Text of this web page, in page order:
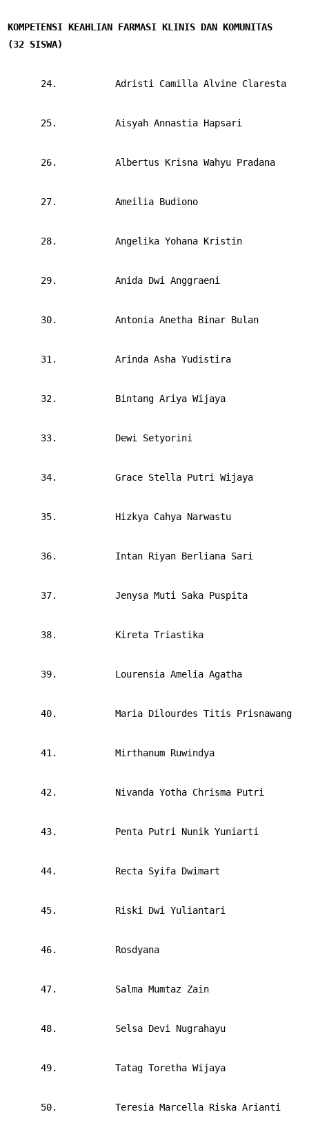
KOMPETENSI KEAHLIAN FARMASI KLINIS DAN KOMUNITAS
(32 SISWA)
24. Adristi Camilla Alvine Claresta
25. Aisyah Annastia Hapsari
26. Albertus Krisna Wahyu Pradana
27. Ameilia Budiono
28. Angelika Yohana Kristin
29. Anida Dwi Anggraeni
30. Antonia Anetha Binar Bulan
31. Arinda Asha Yudistira
32. Bintang Ariya Wijaya
33. Dewi Setyorini
34. Grace Stella Putri Wijaya
35. Hizkya Cahya Narwastu
36. Intan Riyan Berliana Sari
37. Jenysa Muti Saka Puspita
38. Kireta Triastika
39. Lourensia Amelia Agatha
40. Maria Dilourdes Titis Prisnawang
41. Mirthanum Ruwindya
42. Nivanda Yotha Chrisma Putri
43. Penta Putri Nunik Yuniarti
44. Recta Syifa Dwimart
45. Riski Dwi Yuliantari
46. Rosdyana
47. Salma Mumtaz Zain
48. Selsa Devi Nugrahayu
49. Tatag Toretha Wijaya
50. Teresia Marcella Riska Arianti